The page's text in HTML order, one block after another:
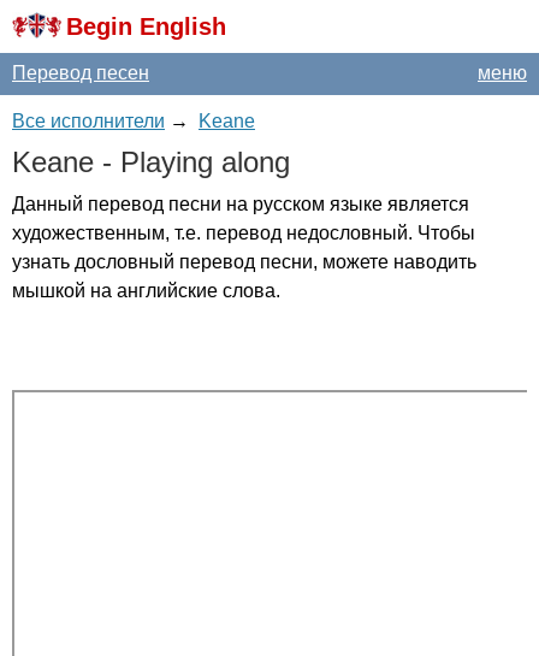
Begin English
меню
Перевод песен
Все исполнители → Keane
Keane - Playing along
Данный перевод песни на русском языке является
художественным, т.е. перевод недословный. Чтобы
узнать дословный перевод песни, можете наводить
мышкой на английские слова.